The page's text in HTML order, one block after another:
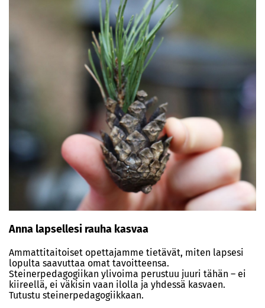
Anna lapsellesi rauha kasvaa
Ammattitaitoiset opettajamme tietävät, miten lapsesi
lopulta saavuttaa omat tavoitteensa.
Steinerpedagogiikan ylivoima perustuu juuri tähän – ei
kiireellä, ei väkisin vaan ilolla ja yhdessä kasvaen.
Tutustu steinerpedagogiikkaan.